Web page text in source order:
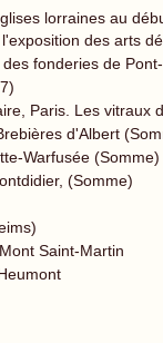
lorraines au
des arts
fonderies de
Paris. Les
d'Albert
Warfusée (Somme)
(Somme)
Saint-Martin